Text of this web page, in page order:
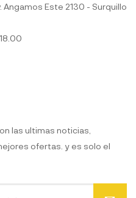
Angamos Este 2130 - Surquillo
las ultimas noticias,
ofertas. y es solo el